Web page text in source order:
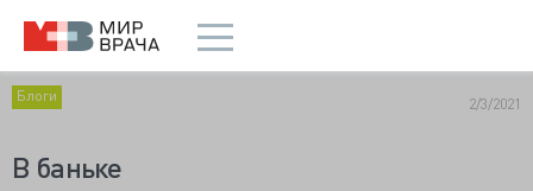
Блоги 2/3/2021
В баньке